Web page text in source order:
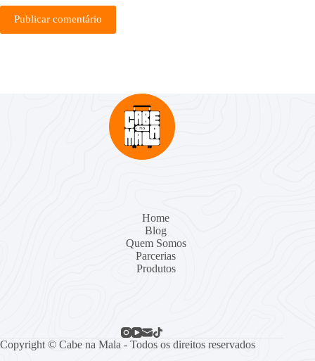
Publicar comentário
Home
Blog
Quem Somos
Parcerias
Produtos
Copyright © Cabe na Mala - Todos os direitos reservados